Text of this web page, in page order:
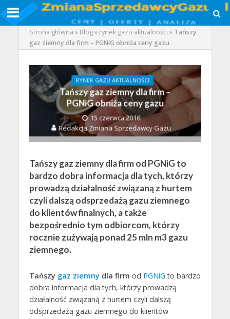
Strona główna » Blog» rynek gazu aktualności » Tańszy
gaz ziemny dla firm – PGNiG obniża ceny gazu
RYNEK GAZU AKTUALNOŚCI
Tańszy gaz ziemny dla firm –
PGNiG obniża ceny gazu
15 czerwca 2016
Redakcja Zmiana Sprzedawcy Gazu
Tańszy gaz ziemny dla firm od PGNiG to
bardzo dobra informacja dla tych, którzy
prowadzą działalność związaną z hurtem
czyli dalszą odsprzedażą gazu ziemnego
do klientów finalnych, a także
bezpośrednio tym odbiorcom, którzy
rocznie zużywają ponad 25 mln m3 gazu
ziemnego.
Tańszy gaz ziemnydla firm od PGNiG to bardzo
dobra informacja dla tych, którzy prowadzą
działalność związaną z hurtem czyli dalszą
odsprzedażą gazu ziemnego do klientów